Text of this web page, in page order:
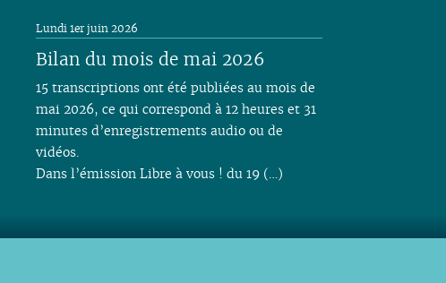
Bilan du mois de mai 2026
Lundi 1er juin 2026
15 transcriptions ont été publiées au mois de
mai 2026, ce qui correspond à 12 heures et 31
minutes d’enregistrements audio ou de
vidéos.
Dans l’émission Libre à vous ! du 19 (…)